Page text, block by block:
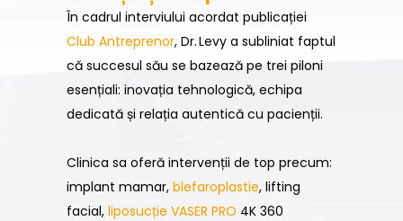
În cadrul interviului acordat publicației
Club Antreprenor, Dr. Levy a subliniat faptul
că succesul său se bazează pe trei piloni
esențiali: inovația tehnologică, echipa
dedicată și relația autentică cu pacienții.
Clinica sa oferă intervenții de top precum:
implant mamar, blefaroplastie, lifting
facial, liposucție VASER PRO 4K 360